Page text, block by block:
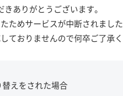
きありがとうございます。
たためサービスが中断されました
ておりませんので何卒ご了承く
えをされた場合